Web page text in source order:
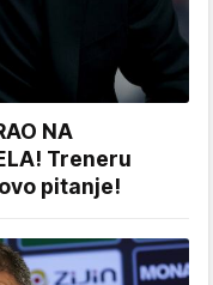
NA
Treneru
pitanje!